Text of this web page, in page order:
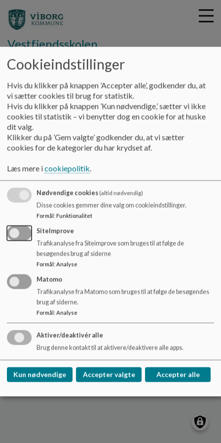
i
Vestfjendsskolen
Om skolen Grundoplysninger
Grundoplysninger
grund
Vestfjendsskolen
Dåsbjergvej 17, 7800 Skive
skole.vestfjendsskolen@viborg.dk
87872685
EAN NR. 5798004601617
Tilgængelighedserklæring
Sitemap
Cookie politik
Cookieindstillinger
Hvis du klikker på knappen ’Accepter alle’, godkender du, at
vi sætter cookies til brug for statistik.
Hvis du klikker på knappen ’Kun nødvendige,’ sætter vi ikke
cookies til statistik – vi benytter dog en cookie for at huske
dit valg.
Klikker du på ’Gem valgte’ godkender du, at vi sætter
cookies for de kategorier du har krydset af.
Læs mere icookiepolitik.
Nødvendige cookies(altid nødvendig)
Disse cookies gemmer dine valg om cookieindstillinger.
Formål: Funktionalitet
SiteImprove
Trafikanalyse fra Siteimprove som bruges til at følge de
besøgendes brug af siderne
Formål: Analyse
Matomo
Trafikanalyse fra Matomo som bruges til at følge de besøgendes
brug af siderne.
Formål: Analyse
Aktiver/deaktivér alle
Brug denne kontakt til at aktivere/deaktivere alle apps.
Kun nødvendige Accepter valgte Accepter alle